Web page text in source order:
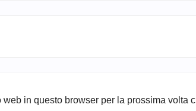
in questo browser per la prossima volta